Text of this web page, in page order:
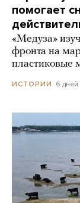
помогает
«Медуза»
фронта на
пластиковые
ИСТОРИИ 6 дней